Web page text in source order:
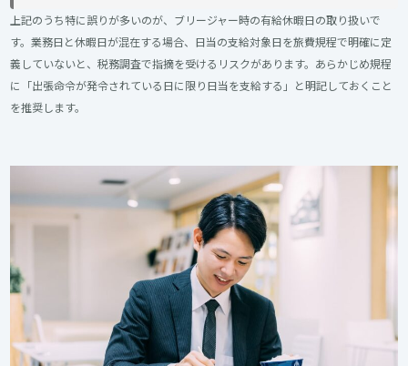
上記のうち特に誤りが多いのが、ブリージャー時の有給休暇日の取り扱いで
す。業務日と休暇日が混在する場合、日当の支給対象日を旅費規程で明確に定
義していないと、税務調査で指摘を受けるリスクがあります。あらかじめ規程
に「出張命令が発令されている日に限り日当を支給する」と明記しておくこと
を推奨します。